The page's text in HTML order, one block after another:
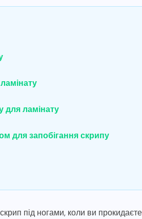
для ламінату
для запобігання скрипу
під ногами, коли ви